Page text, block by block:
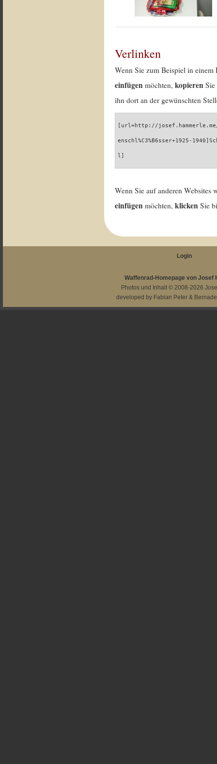
Verlinken
Wenn Sie zum Beispiel in
einfügen möchten,kopieren
ihn dort an der gewünschten
[url=http://
enschl%C3%B6sser+1925-
l]
Wenn Sie auf anderen
einfügen möchten,klicken Sie
Login
Waffenrad-Homepage von Josef
Photos und Inhalt © 2008-2026
developed by Fabian Peter &